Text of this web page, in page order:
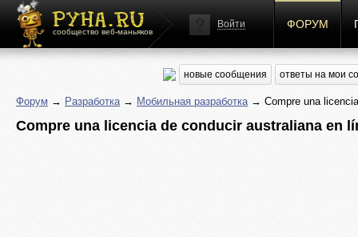
сообщество веб-маньяков
Войти ФОРУМ
новые сообщения ответы на мои
Форум → Разработка→ Мобильная разработка→ Compre una
Compre una licencia de conducir australiana en